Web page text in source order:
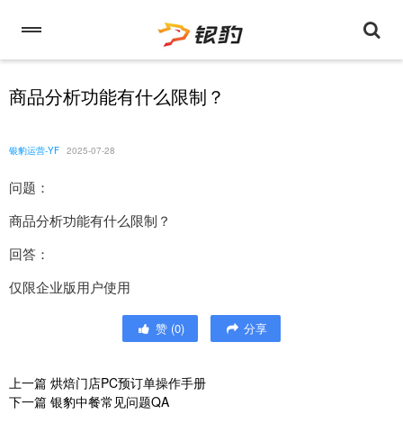
商品分析功能有什么限制？
银豹运营-YF 2025-07-28
问题：
商品分析功能有什么限制？
回答：
仅限企业版用户使用
赞 (0) 分享
上一篇 烘焙门店PC预订单操作手册
下一篇 银豹中餐常见问题QA